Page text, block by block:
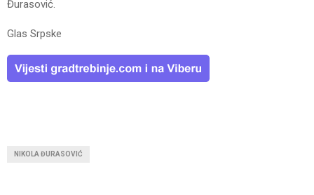
Đurasović.
Glas Srpske
NIKOLA ĐURASOVIĆ